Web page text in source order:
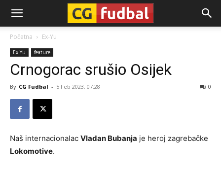
CG-
Fudbal
Početna Ex-Yu
Ex-Yu feature
Crnogorac srušio Osijek
By CG Fudbal - 5 Feb 2023. 07:28 0
Naš internacionalac Vladan Bubanja je heroj zagrebačke
Lokomotive.